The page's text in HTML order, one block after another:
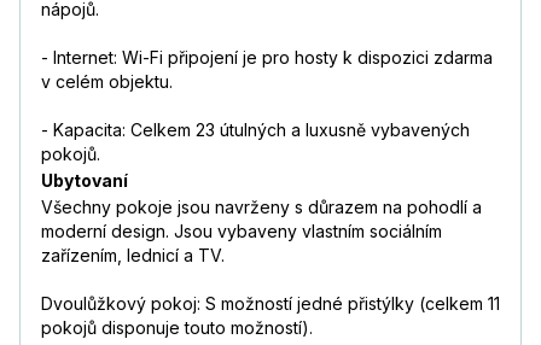
nápojů.
- Internet: Wi-Fi připojení je pro hosty k dispozici zdarma
v celém objektu.
- Kapacita: Celkem 23 útulných a luxusně vybavených
pokojů.
Ubytovaní
Všechny pokoje jsou navrženy s důrazem na pohodlí a
moderní design. Jsou vybaveny vlastním sociálním
zařízením, lednicí a TV.
Dvoulůžkový pokoj: S možností jedné přistýlky (celkem 11
pokojů disponuje touto možností).